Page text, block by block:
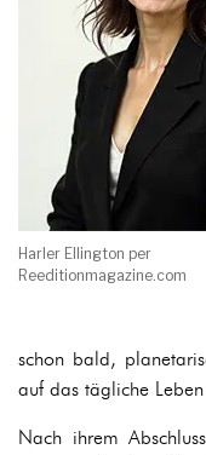
Harler Ellington per
Reeditionmagazine.com
schon bald,
auf das tägliche
Nach ihrem